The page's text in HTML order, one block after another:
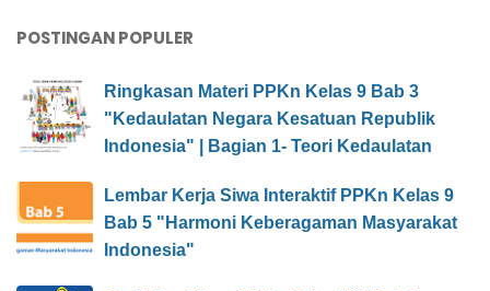
POSTINGAN POPULER
Ringkasan Materi PPKn Kelas 9 Bab 3
"Kedaulatan Negara Kesatuan Republik
Indonesia" | Bagian 1- Teori Kedaulatan
Lembar Kerja Siwa Interaktif PPKn Kelas 9
Bab 5 "Harmoni Keberagaman Masyarakat
Indonesia"